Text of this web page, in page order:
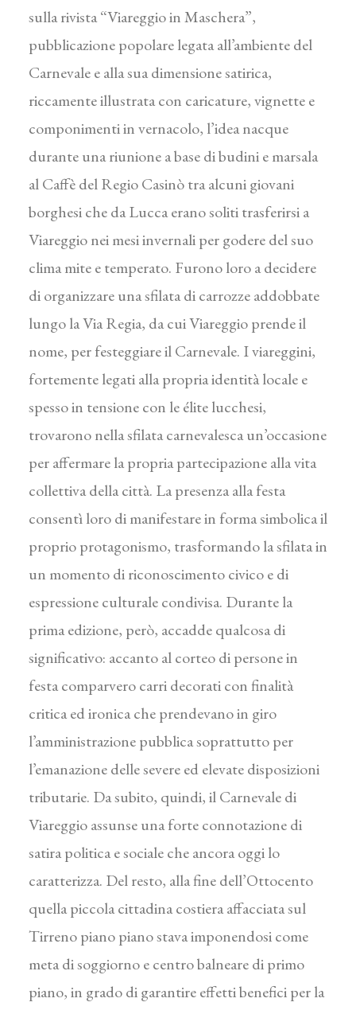
sulla rivista “Viareggio in Maschera”,
pubblicazione popolare legata all’ambiente del
Carnevale e alla sua dimensione satirica,
riccamente illustrata con caricature, vignette e
componimenti in vernacolo, l’idea nacque
durante una riunione a base di budini e marsala
al Caffè del Regio Casinò tra alcuni giovani
borghesi che da Lucca erano soliti trasferirsi a
Viareggio nei mesi invernali per godere del suo
clima mite e temperato. Furono loro a decidere
di organizzare una sfilata di carrozze addobbate
lungo la Via Regia, da cui Viareggio prende il
nome, per festeggiare il Carnevale. I viareggini,
fortemente legati alla propria identità locale e
spesso in tensione con le élite lucchesi,
trovarono nella sfilata carnevalesca un’occasione
per affermare la propria partecipazione alla vita
collettiva della città. La presenza alla festa
consentì loro di manifestare in forma simbolica il
proprio protagonismo, trasformando la sfilata in
un momento di riconoscimento civico e di
espressione culturale condivisa. Durante la
prima edizione, però, accadde qualcosa di
significativo: accanto al corteo di persone in
festa comparvero carri decorati con finalità
critica ed ironica che prendevano in giro
l’amministrazione pubblica soprattutto per
l’emanazione delle severe ed elevate disposizioni
tributarie. Da subito, quindi, il Carnevale di
Viareggio assunse una forte connotazione di
satira politica e sociale che ancora oggi lo
caratterizza. Del resto, alla fine dell’Ottocento
quella piccola cittadina costiera affacciata sul
Tirreno piano piano stava imponendosi come
meta di soggiorno e centro balneare di primo
piano, in grado di garantire effetti benefici per la